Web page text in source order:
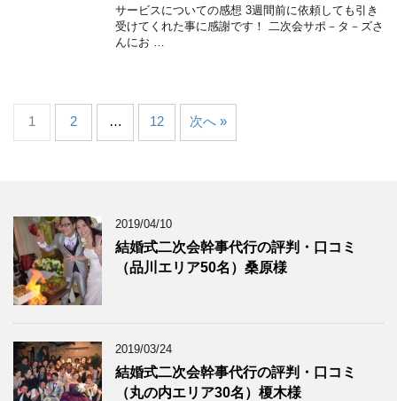
サービスについての感想 3週間前に依頼しても引き
受けてくれた事に感謝です！ 二次会サポ－タ－ズさ
んにお …
1 2 … 12 次へ »
2019/04/10
結婚式二次会幹事代行の評判・口コミ
（品川エリア50名）桑原様
2019/03/24
結婚式二次会幹事代行の評判・口コミ
（丸の内エリア30名）榎木様